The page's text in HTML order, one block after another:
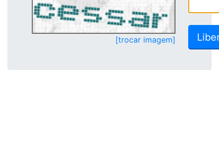
[trocar imagem]